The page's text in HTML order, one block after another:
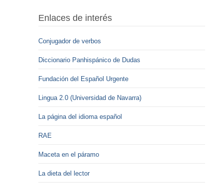
Enlaces de interés
Conjugador de verbos
Diccionario Panhispánico de Dudas
Fundación del Español Urgente
Lingua 2.0 (Universidad de Navarra)
La página del idioma español
RAE
Maceta en el páramo
La dieta del lector